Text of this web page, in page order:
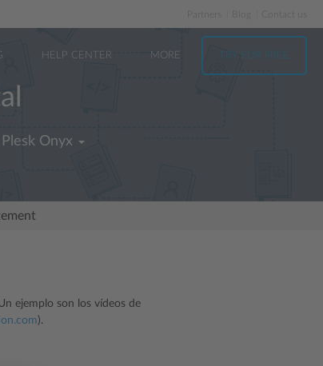
Partners
HELP CENTER MORE TRY FOR FREE
Plesk Onyx
ejemplo son los vídeos de
).